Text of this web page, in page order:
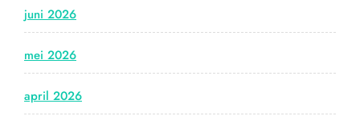
juni 2026
mei 2026
april 2026